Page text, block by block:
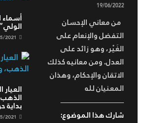
19/06/2022
من معاني الإحسان
التفضل والإنعام على
الغَيْر، وهو زائد على
العدل. ومن معانيه كذلك
الاتقان والإحكام، وهذان
المعنيان لله
شارك هذا الموضوع:
أسماء
الولي”
2021
بداية
2021